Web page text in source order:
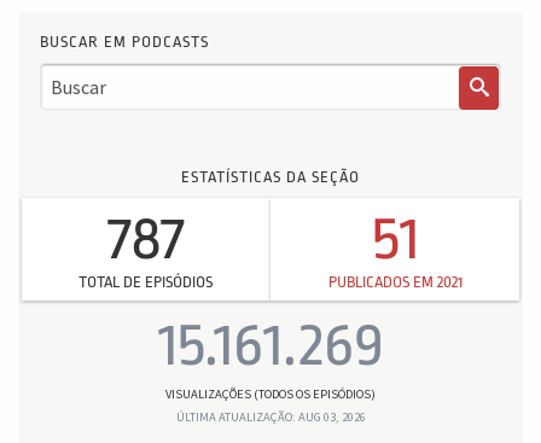
BUSCAR EM PODCASTS
ESTATÍSTICAS DA SEÇÃO
787
TOTAL DE EPISÓDIOS
51
PUBLICADOS EM 2021
15.161.269
VISUALIZAÇÕES (TODOS OS EPISÓDIOS)
ÚLTIMA ATUALIZAÇÃO: AUG 03, 2026